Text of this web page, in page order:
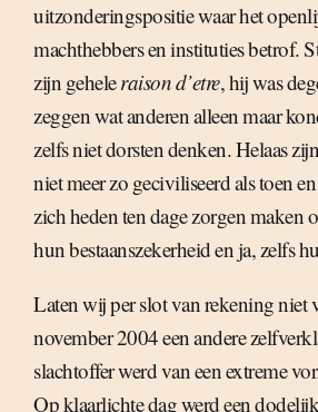
uitzonderingspositie waar het
machthebbers en instituties betrof.
zijn geheleraison d’etre, hij was
zeggen wat anderen alleen maar
zelfs niet dorsten denken. Helaas
niet meer zo geciviliseerd als toen
zich heden ten dage zorgen maken
hun bestaanszekerheid en ja, zelfs
Laten wij per slot van rekening niet
november 2004 een andere
slachtoffer werd van een extreme
Op klaarlichte dag werd een